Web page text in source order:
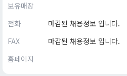
보유매장
전화
마감된 채용정보 입니다.
FAX
마감된 채용정보 입니다.
홈페이지